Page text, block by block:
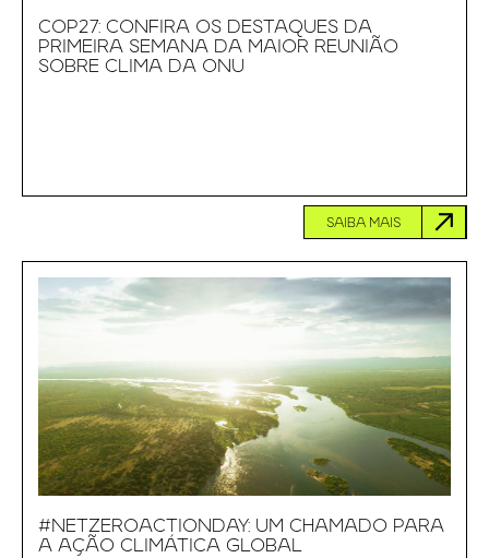
COP27: CONFIRA OS DESTAQUES DA
PRIMEIRA SEMANA DA MAIOR REUNIÃO
SOBRE CLIMA DA ONU
SAIBA MAIS
#NETZEROACTIONDAY: UM CHAMADO PARA
A AÇÃO CLIMÁTICA GLOBAL